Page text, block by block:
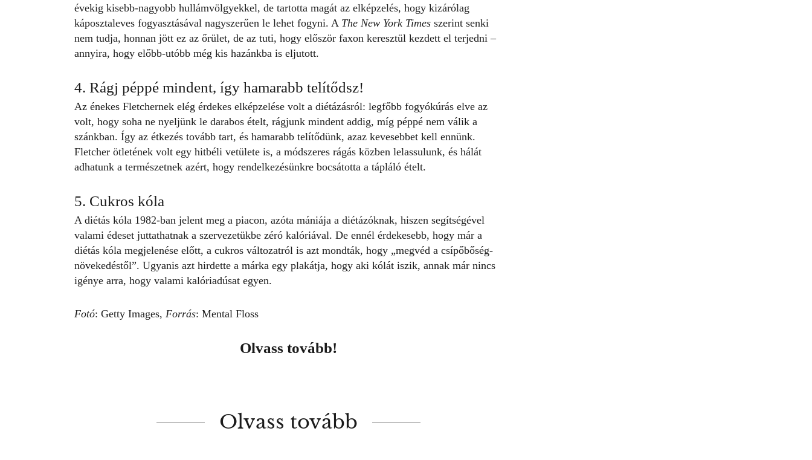
évekig kisebb-nagyobb hullámvölgyekkel, de tartotta magát az elképzelés, hogy kizárólag
káposztaleves fogyasztásával nagyszerűen le lehet fogyni. A The New York Times szerint senki
nem tudja, honnan jött ez az őrület, de az tuti, hogy először faxon keresztül kezdett el terjedni –
annyira, hogy előbb-utóbb még kis hazánkba is eljutott.
4. Rágj péppé mindent, így hamarabb telítődsz!
Az énekes Fletchernek elég érdekes elképzelése volt a diétázásról: legfőbb fogyókúrás elve az
volt, hogy soha ne nyeljünk le darabos ételt, rágjunk mindent addig, míg péppé nem válik a
szánkban. Így az étkezés tovább tart, és hamarabb telítődünk, azaz kevesebbet kell ennünk.
Fletcher ötletének volt egy hitbéli vetülete is, a módszeres rágás közben lelassulunk, és hálát
adhatunk a természetnek azért, hogy rendelkezésünkre bocsátotta a tápláló ételt.
5. Cukros kóla
A diétás kóla 1982-ban jelent meg a piacon, azóta mániája a diétázóknak, hiszen segítségével
valami édeset juttathatnak a szervezetükbe zéró kalóriával. De ennél érdekesebb, hogy már a
diétás kóla megjelenése előtt, a cukros változatról is azt mondták, hogy „megvéd a csípőbőség-
növekedéstől”. Ugyanis azt hirdette a márka egy plakátja, hogy aki kólát iszik, annak már nincs
igénye arra, hogy valami kalóriadúsat egyen.
Fotó: Getty Images, Forrás: Mental Floss
Olvass tovább!
Olvass tovább